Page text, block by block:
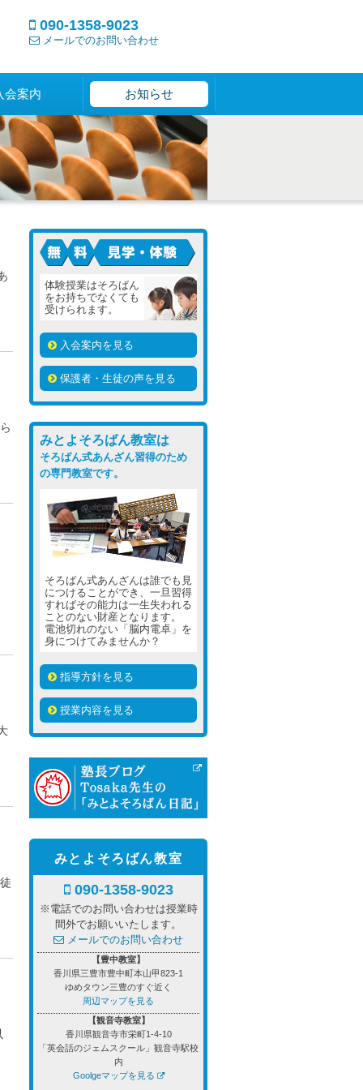
090-1358-9023
メールでのお問い合わせ
会案内 お知らせ
体験授業はそろばん
をお持ちでなくても
受けられます。
入会案内を見る
保護者・生徒の声を見る
みとよそろばん教室は
そろばん式あんざん習得のため
の専門教室です。
そろばん式あんざんは誰でも見
につけることができ、一旦習得
すればその能力は一生失われる
ことのない財産となります。
電池切れのない「脳内電卓」を
身につけてみませんか？
指導方針を見る
授業内容を見る
みとよそろばん教室
090-1358-9023
※電話でのお問い合わせは授業時
間外でお願いいたします。
メールでのお問い合わせ
【豊中教室】
香川県三豊市豊中町本山甲823-1
ゆめタウン三豊のすぐ近く
周辺マップを見る
【観音寺教室】
香川県観音寺市栄町1-4-10
「英会話のジェムスクール」観音寺駅校
内
Goolgeマップを見る